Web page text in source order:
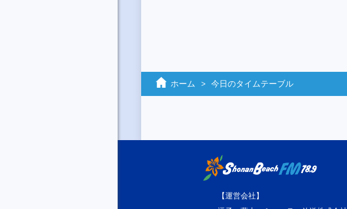
ホーム 今日のタイムテーブル
【運営会社】